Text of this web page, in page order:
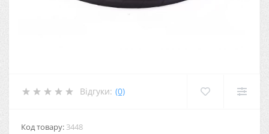
Відгуки: (0)
Код товару: 3448